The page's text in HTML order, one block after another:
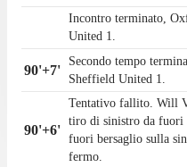
Incontro terminato,
United 1.
90'+7'
Secondo tempo
Sheffield United 1.
90'+6'
Tentativo fallito. Will
tiro di sinistro da fuori
fuori bersaglio sulla
fermo.